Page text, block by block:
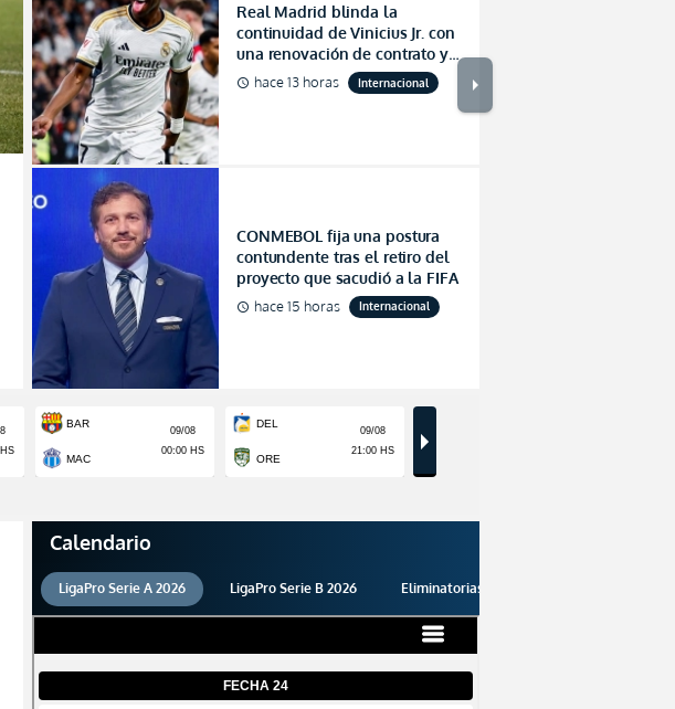
Real Madrid blinda la
continuidad de Vinicius Jr. con
una renovación de contrato y
de plazo monumental (FOTO)
schedule hace 13 horas Internacional
CONMEBOL fija una postura
contundente tras el retiro del
proyecto que sacudió a la FIFA
schedule hace 15 horas Internacional
arrow_right
Calendario
LigaPro Serie A 2026 LigaPro Serie B 2026 Eliminatorias 2026